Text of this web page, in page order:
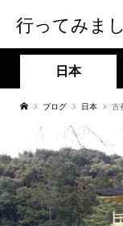
行ってみま
world日本
ブログ 日本 古